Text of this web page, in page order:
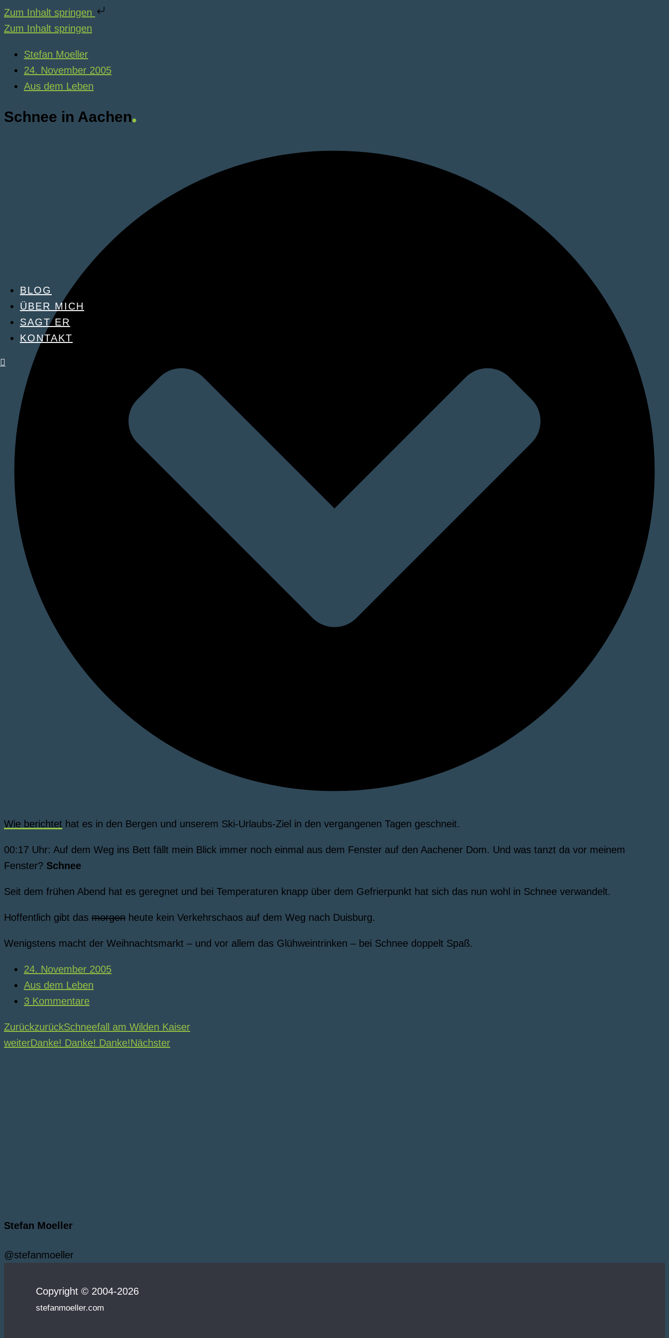
Zum Inhalt springen
Zum Inhalt springen
BLOG
ÜBER MICH
SAGT ER
KONTAKT
Stefan Moeller
24. November 2005
Aus dem Leben
Schnee in Aachen
Wie berichtet hat es in den Bergen und unserem Ski-Urlaubs-Ziel in den vergangenen Tagen geschneit.
00:17 Uhr: Auf dem Weg ins Bett fällt mein Blick immer noch einmal aus dem Fenster auf den Aachener Dom. Und was tanzt da vor meinem
Fenster? Schnee
Seit dem frühen Abend hat es geregnet und bei Temperaturen knapp über dem Gefrierpunkt hat sich das nun wohl in Schnee verwandelt.
Hoffentlich gibt das morgen heute kein Verkehrschaos auf dem Weg nach Duisburg.
Wenigstens macht der Weihnachtsmarkt – und vor allem das Glühweintrinken – bei Schnee doppelt Spaß.
24. November 2005
Aus dem Leben
3 Kommentare
ZurückzurückSchneefall am Wilden Kaiser
weiterDanke! Danke! Danke!Nächster
Stefan Moeller
@stefanmoeller
Copyright © 2004-2026
stefanmoeller.com